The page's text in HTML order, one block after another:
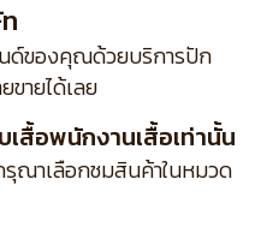
ด์ของคุณด้วยบริการปัก
ายได้เลย
สื้อพนักงานเสื้อเท่านั้น
ณาเลือกชมสินค้าในหมวด